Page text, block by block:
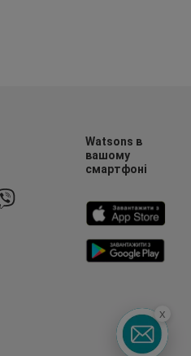
Watsons в
вашому
смартфоні
x